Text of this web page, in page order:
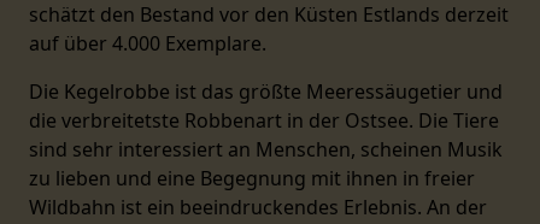
schätzt den Bestand vor den Küsten Estlands derzeit
auf über 4.000 Exemplare.
Die Kegelrobbe ist das größte Meeressäugetier und
die verbreitetste Robbenart in der Ostsee. Die Tiere
sind sehr interessiert an Menschen, scheinen Musik
zu lieben und eine Begegnung mit ihnen in freier
Wildbahn ist ein beeindruckendes Erlebnis. An der